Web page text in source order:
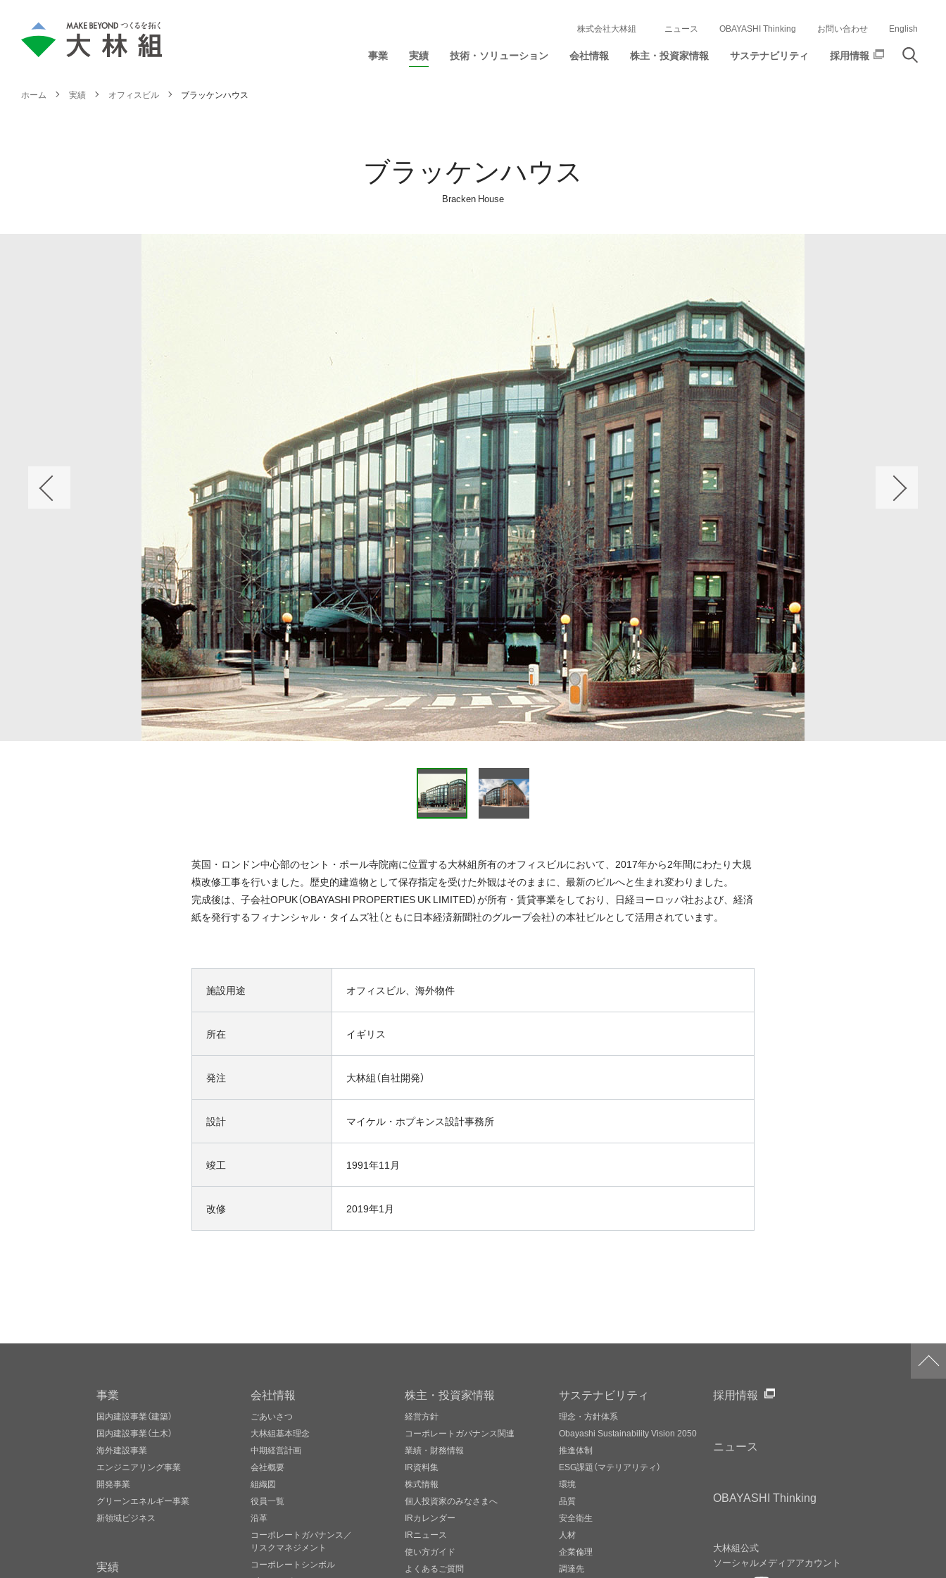
事業 実績 技術・ソリューション 会社情報 株主・投資家情報 サステナビリティ 採用情報
株式会社大林組 ニュース OBAYASHI Thinking お問い合わせ English
ホーム 実績 オフィスビル ブラッケンハウス
ブラッケンハウス
Bracken House
英国・ロンドン中心部のセント・ポール寺院南に位置する大林組所有のオフィスビルにおいて、2017年から2年間にわたり大規
模改修工事を行いました。歴史的建造物として保存指定を受けた外観はそのままに、最新のビルへと生まれ変わりました。
完成後は、子会社OPUK（OBAYASHI PROPERTIES UK LIMITED）が所有・賃貸事業をしており、日経ヨーロッパ社および、経済
紙を発行するフィナンシャル・タイムズ社（ともに日本経済新聞社のグループ会社）の本社ビルとして活用されています。
施設用途 オフィスビル、海外物件
所在 イギリス
発注 大林組（自社開発）
設計 マイケル・ホプキンス設計事務所
竣工 1991年11月
改修 2019年1月
事業
国内建設事業（建築）
国内建設事業（土木）
海外建設事業
エンジニアリング事業
開発事業
グリーンエネルギー事業
新領域ビジネス
実績
会社情報
ごあいさつ
大林組基本理念
中期経営計画
会社概要
組織図
役員一覧
沿革
コーポレートガバナンス／
リスクマネジメント
コーポレートシンボル
株主・投資家情報
経営方針
コーポレートガバナンス関連
業績・財務情報
IR資料集
株式情報
個人投資家のみなさまへ
IRカレンダー
IRニュース
使い方ガイド
よくあるご質問
サステナビリティ
理念・方針体系
Obayashi Sustainability Vision 2050
推進体制
ESG課題（マテリアリティ）
環境
品質
安全衛生
人材
企業倫理
調達先
採用情報
ニュース
OBAYASHI Thinking
大林組公式
ソーシャルメディアアカウント